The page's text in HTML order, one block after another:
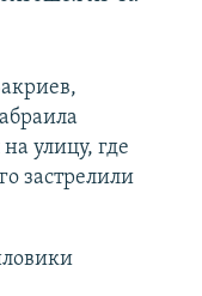
улицу, где
застрелили